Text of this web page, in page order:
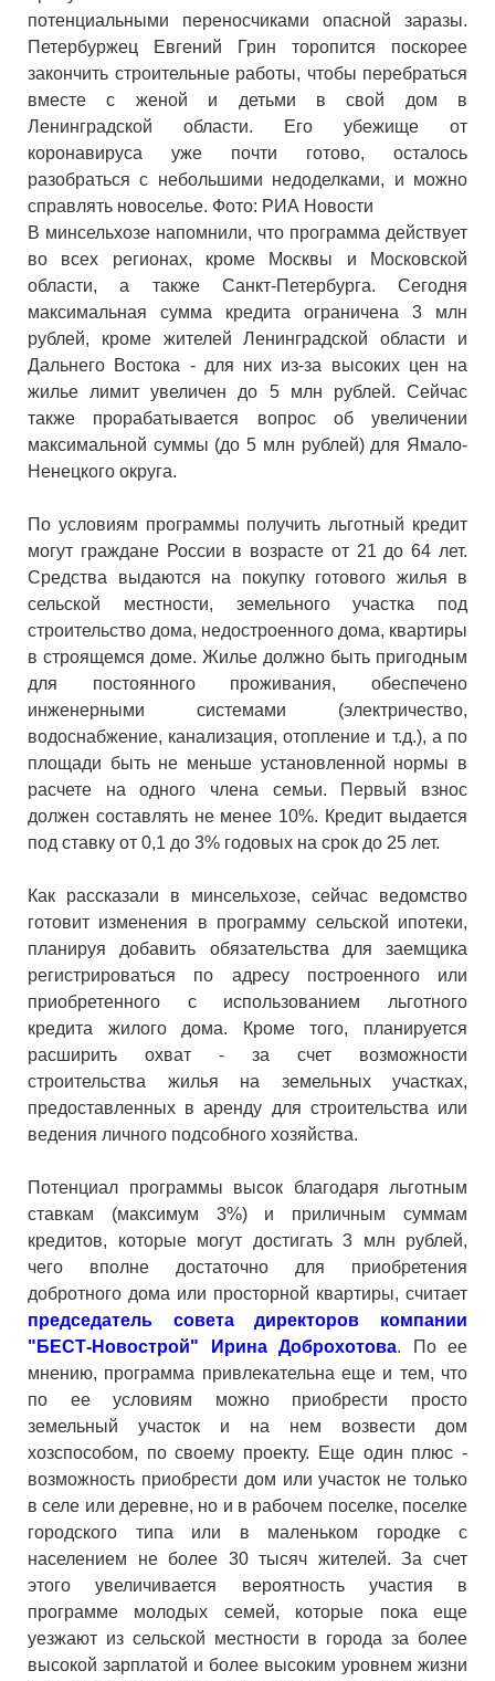
потенциальными переносчиками опасной заразы.
Петербуржец Евгений Грин торопится поскорее
закончить строительные работы, чтобы перебраться
вместе с женой и детьми в свой дом в
Ленинградской области. Его убежище от
коронавируса уже почти готово, осталось
разобраться с небольшими недоделками, и можно
справлять новоселье. Фото: РИА Новости
В минсельхозе напомнили, что программа действует
во всех регионах, кроме Москвы и Московской
области, а также Санкт-Петербурга. Сегодня
максимальная сумма кредита ограничена 3 млн
рублей, кроме жителей Ленинградской области и
Дальнего Востока - для них из-за высоких цен на
жилье лимит увеличен до 5 млн рублей. Сейчас
также прорабатывается вопрос об увеличении
максимальной суммы (до 5 млн рублей) для Ямало-
Ненецкого округа.
По условиям программы получить льготный кредит
могут граждане России в возрасте от 21 до 64 лет.
Средства выдаются на покупку готового жилья в
сельской местности, земельного участка под
строительство дома, недостроенного дома, квартиры
в строящемся доме. Жилье должно быть пригодным
для постоянного проживания, обеспечено
инженерными системами (электричество,
водоснабжение, канализация, отопление и т.д.), а по
площади быть не меньше установленной нормы в
расчете на одного члена семьи. Первый взнос
должен составлять не менее 10%. Кредит выдается
под ставку от 0,1 до 3% годовых на срок до 25 лет.
Как рассказали в минсельхозе, сейчас ведомство
готовит изменения в программу сельской ипотеки,
планируя добавить обязательства для заемщика
регистрироваться по адресу построенного или
приобретенного с использованием льготного
кредита жилого дома. Кроме того, планируется
расширить охват - за счет возможности
строительства жилья на земельных участках,
предоставленных в аренду для строительства или
ведения личного подсобного хозяйства.
Потенциал программы высок благодаря льготным
ставкам (максимум 3%) и приличным суммам
кредитов, которые могут достигать 3 млн рублей,
чего вполне достаточно для приобретения
добротного дома или просторной квартиры, считает
председатель совета директоров компании
"БЕСТ-Новострой" Ирина Доброхотова. По ее
мнению, программа привлекательна еще и тем, что
по ее условиям можно приобрести просто
земельный участок и на нем возвести дом
хозспособом, по своему проекту. Еще один плюс -
возможность приобрести дом или участок не только
в селе или деревне, но и в рабочем поселке, поселке
городского типа или в маленьком городке с
населением не более 30 тысяч жителей. За счет
этого увеличивается вероятность участия в
программе молодых семей, которые пока еще
уезжают из сельской местности в города за более
высокой зарплатой и более высоким уровнем жизни